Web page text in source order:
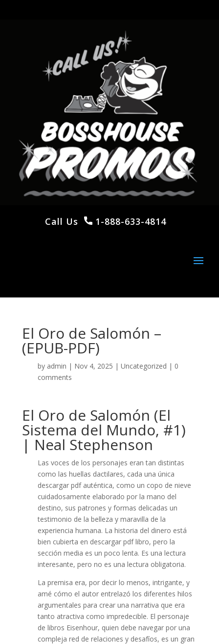
Call Us 1-888-633-4814
El Oro de Salomón –
(EPUB-PDF)
by admin | Nov 4, 2025 | Uncategorized | 0
comments
El Oro de Salomón (El
Sistema del Mundo, #1)
| Neal Stephenson
Las voces de los personajes eran tan distintas
como las huellas dactilares, cada una única
descargar pdf auténtica, como un copo de nieve
cuidadosamente elaborado por la mano del
destino, sus patrones y formas delicadas un
testimonio de la belleza y maravilla de la
experiencia humana. La historia del dinero está
bien cubierta en descargar pdf libro, pero la
sección media es un poco lenta. Es una lectura
interesante, pero no es una lectura obligatoria.
La premisa era, por decir lo menos, intrigante, y
amé cómo el autor entrelazó los diferentes hilos
argumentales para crear una narrativa que era
tanto atractiva como impredecible. El personaje
de libros Eisenhour, quien debe navegar por una
compleja red de relaciones y desafíos, es un gran